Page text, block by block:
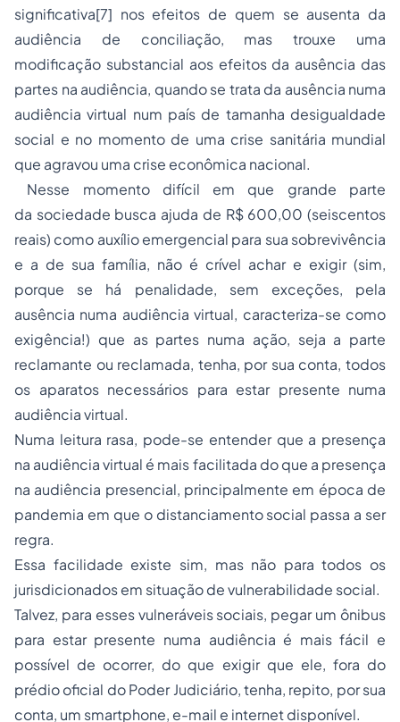
significativa[7] nos efeitos de quem se ausenta da
audiência de conciliação, mas trouxe uma
modificação substancial aos efeitos da ausência das
partes na audiência, quando se trata da ausência numa
audiência virtual num país de tamanha desigualdade
social e no momento de uma crise sanitária mundial
que agravou uma crise econômica nacional.
Nesse momento difícil em que grande parte
da sociedade busca ajuda de R$ 600,00 (seiscentos
reais) como auxílio emergencial para sua sobrevivência
e a de sua família, não é crível achar e exigir (sim,
porque se há penalidade, sem exceções, pela
ausência numa audiência virtual, caracteriza-se como
exigência!) que as partes numa ação, seja a parte
reclamante ou reclamada, tenha, por sua conta, todos
os aparatos necessários para estar presente numa
audiência virtual.
Numa leitura rasa, pode-se entender que a presença
na audiência virtual é mais facilitada do que a presença
na audiência presencial, principalmente em época de
pandemia em que o distanciamento social passa a ser
regra.
Essa facilidade existe sim, mas não para todos os
jurisdicionados em situação de vulnerabilidade social.
Talvez, para esses vulneráveis sociais, pegar um ônibus
para estar presente numa audiência é mais fácil e
possível de ocorrer, do que exigir que ele, fora do
prédio oficial do Poder Judiciário, tenha, repito, por sua
conta, um smartphone, e-mail e internet disponível.